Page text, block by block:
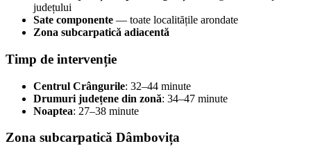
județului
Sate componente — toate localitățile arondate
Zona subcarpatică adiacentă
Timp de intervenție
Centrul Crângurile: 32–44 minute
Drumuri județene din zonă: 34–47 minute
Noaptea: 27–38 minute
Zona subcarpatică Dâmbovița